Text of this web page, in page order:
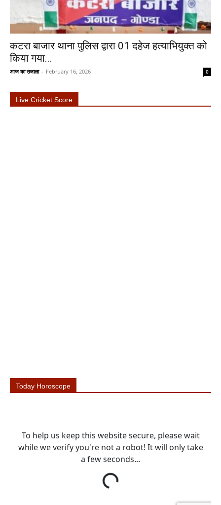
कटरा बाजार थाना पुलिस द्वारा 01 दहेज हत्याभियुक्त को
किया गया...
आज का उजाला - February 16, 2026 0
Live Cricket Score
Today Horoscope